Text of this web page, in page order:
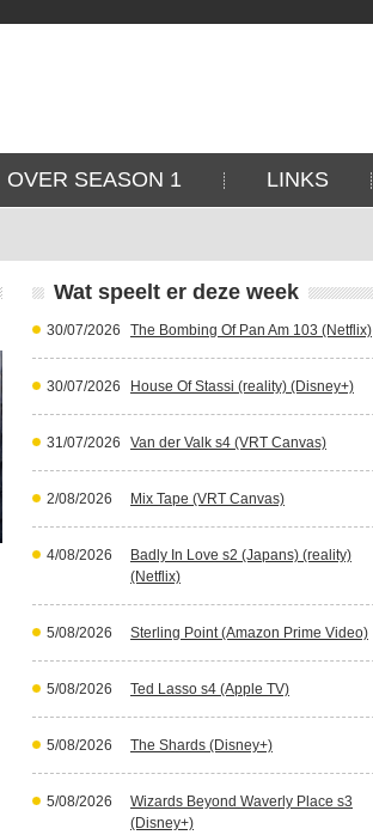
OVER SEASON 1 LINKS
Wat speelt er deze week
30/07/2026 The Bombing Of Pan Am 103 (Netflix)
30/07/2026 House Of Stassi (reality) (Disney+)
31/07/2026 Van der Valk s4 (VRT Canvas)
2/08/2026 Mix Tape (VRT Canvas)
4/08/2026
Badly In Love s2 (Japans) (reality)
(Netflix)
5/08/2026 Sterling Point (Amazon Prime Video)
5/08/2026 Ted Lasso s4 (Apple TV)
5/08/2026 The Shards (Disney+)
5/08/2026
Wizards Beyond Waverly Place s3
(Disney+)